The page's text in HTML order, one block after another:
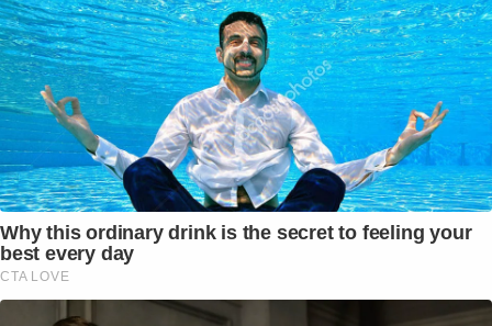
Why this ordinary drink is the secret to feeling your
best every day
CTA LOVE